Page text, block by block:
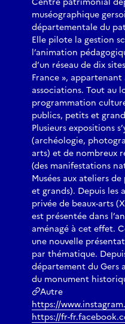
muséographique
départementale du
Elle pilote la gestion
l’animation
d’un réseau de dix
France », appartenant
associations. Tout au
programmation
publics, petits et
Plusieurs expositions
(archéologie,
arts) et de nombreux
(des manifestations
Musées aux ateliers
et grands). Depuis les
privée de beaux-arts
est présentée dans
aménagé à cet effet.
une nouvelle
par thématique.
département du Gers
du monument
Autre
https://
https://fr-